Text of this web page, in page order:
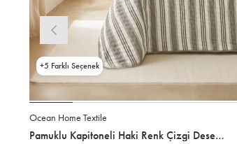
Ocean Home Textile
Pamuklu Kapitoneli Haki Renk Çizgi Desen Tek Kişilik Yatak Örtüsü Seti 1 Adet 180 x 230 / 1 Adet 50 x 70 cm
5